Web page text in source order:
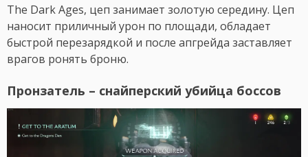
The Dark Ages, цеп занимает золотую середину. Цеп
наносит приличный урон по площади, обладает
быстрой перезарядкой и после апгрейда заставляет
врагов ронять броню.
Пронзатель – снайперский убийца боссов